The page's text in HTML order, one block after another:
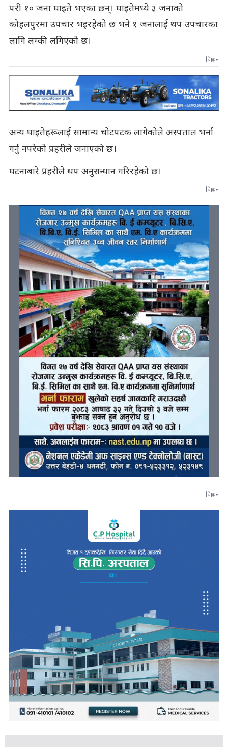
परी १० जना घाइते भएका छन्। घाइतेमध्ये ३ जनाको
कोहलपुरमा उपचार भइरहेको छ भने १ जनालाई थप उपचारका
लागि लम्की लगिएको छ।
विज्ञापन
अन्य घाइतेहरूलाई सामान्य चोटपटक लागेकोले अस्पताल भर्ना
गर्नु नपरेको प्रहरीले जनाएको छ।
घटनाबारे प्रहरीले थप अनुसन्धान गरिरहेको छ।
विज्ञापन
विज्ञापन